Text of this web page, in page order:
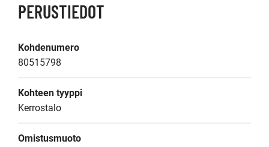
PERUSTIEDOT
Kohdenumero
80515798
Kohteen tyyppi
Kerrostalo
Omistusmuoto